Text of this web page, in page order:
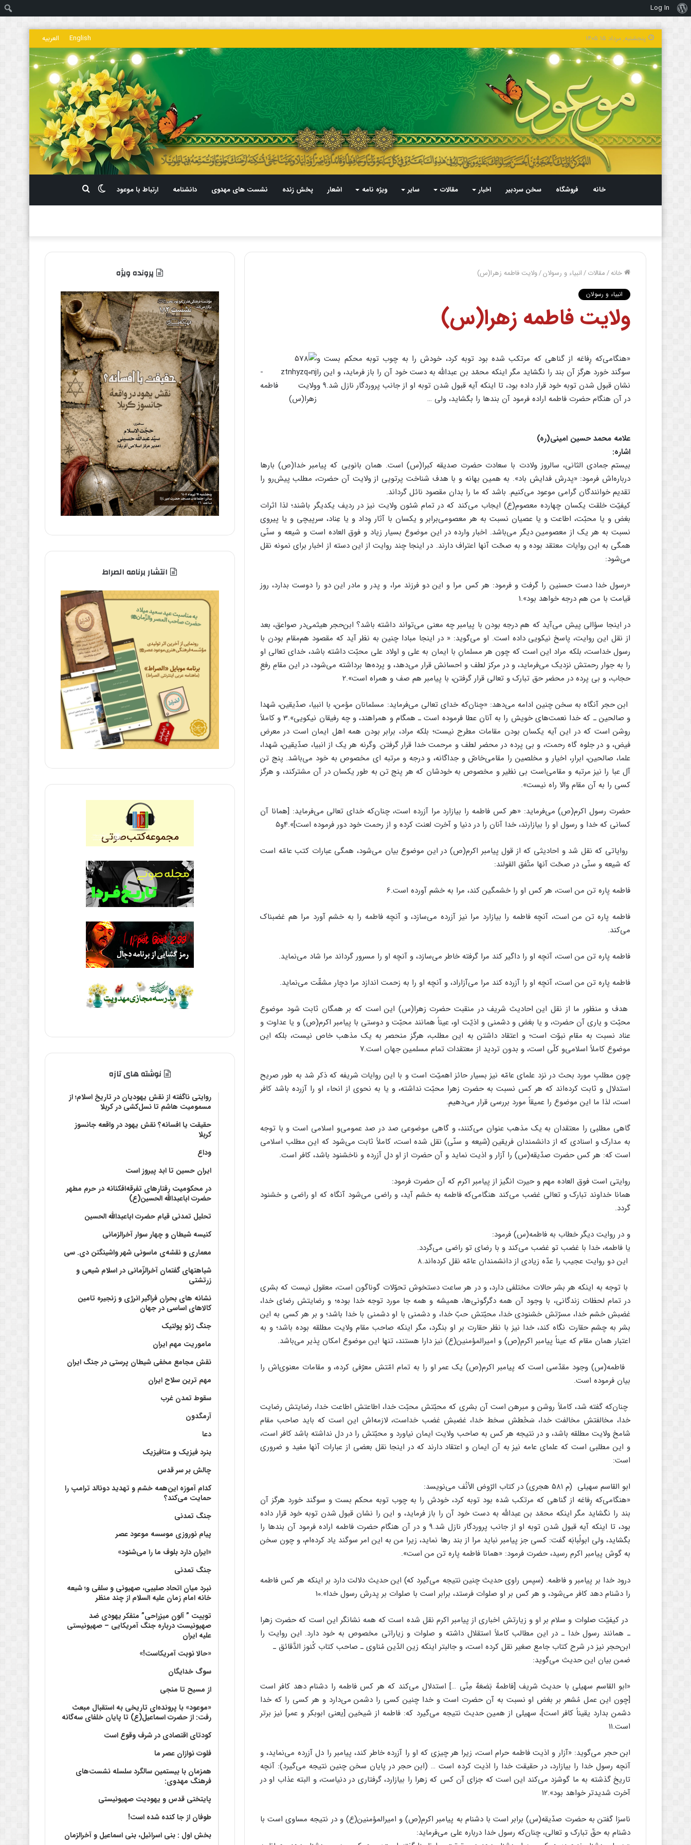
درباره
وردپرس
Log In
پنجشنبه, مرداد ۱۵ ۱۴۰۵ English العربیه
خانه فروشگاه سخن سردبیر اخبار مقالات سایر ویژه نامه اشعار پخش زنده نشست های مهدوی دانشنامه ارتباط با موعود تغییر
خانه/مقالات/انبیاء و رسولان/ولایت فاطمه زهرا(س)
انبیاء و رسولان
ولایت فاطمه زهرا(س)
«هنگامی‌که رِفاعَه از گناهی که مرتکب شده بود توبه کرد، خودش را به چوب توبه محکم بست و
‏سوگند خورد هرگز آن بند را نگشاید مگر اینکه محمّد بن عبدالله به دست خود آن را باز فرماید، و این را
‏نشان قبول شدن توبه خود قرار داده بود، تا اینکه آیه قبول شدن توبه او از جانب پروردگار نازل شد.۹ و
در ‏آن هنگام حضرت فاطمه اراده فرمود آن بندها را بگشاید، ولی …
علامه محمد حسین امینی(ره)
اشاره:
بیستم جمادی الثانی، سالروز ولادت با سعادت حضرت صدیقه کبرا(س) است. همان بانویی که پیامبر خدا(ص) بارها
درباره‌اش فرمود: «پدرش فدایش باد». به همین بهانه و با هدف شناخت پرتویی از ولایت آن حضرت، مطلب پیش‌رو را
تقدیم خوانندگان گرامی موعود می‌کنیم. باشد که ما را بدان مقصود نائل گرداند.
کیفیّت خلقت یکسان چهارده معصوم(ع) ایجاب می‌کند که در تمام شئون ولایت نیز در ردیف یکدیگر باشند؛ لذا اثرات
بغض و یا محبّت، ‏اطاعت و یا عصیان نسبت به هر معصومی‌برابر و یکسان با آثار وِداد و یا عِناد، سرپیچی و یا پیروی
نسبت ‏به هر یک از معصومین دیگر می‌باشد. اخبار وارده در این موضوع بسیار زیاد و فوق العاده است و شیعه و ‏سنّی
همگی به این روایات معتقد بوده و به صحّت آنها اعتراف دارند. در اینجا چند روایت از این دسته از ‏اخبار برای نمونه نقل
می‌شود:‏
«رسول خدا دست حسنین را گرفت و فرمود: هر کس مرا و این دو فرزند مرا، و پدر و مادر این دو را ‏دوست بدارد، روز
قیامت با من هم درجه خواهد بود».1
در اینجا سؤالی پیش می‌آید که هم درجه بودن با پیامبر چه معنی می‌تواند داشته باشد؟ ابن‌حجر ‏هیثمی‌در صواعق، بعد
از نقل این روایت، پاسخ نیکویی داده است. او می‌گوید: « در اینجا مبادا چنین ‏به نظر آید که مقصود هم‌مقام بودن با
رسول خداست، بلکه مراد این است که چون هر مسلمانِ با ایمان به ‏علی و اولاد علی محبّت داشته باشد، خدای تعالی او
را به جوار رحمتش نزدیک می‌فرماید، و در مرکز ‏لطف و احسانش قرار می‌دهد، و پرده‌ها برداشته می‌شود، در این مقامِ رفعِ
حجاب، و بی پرده در محضر ‏حق تبارک و تعالی قرار گرفتن، با پیامبر هم صف و همراه است».2
ابن حجر آنگاه به سخن چنین ادامه می‌دهد: «چنان‌که خدای تعالی می‌فرماید: مسلمانان مؤمن، با ‏انبیا، صدّیقین، شهدا
و صالحین ـ که خدا نعمت‌های خویش را به آنان عطا فرموده است ـ همگام و ‏همراهند، و چه رفیقان نیکویی».3 و کاملاً
روشن است که در این آیه یکسان بودن مقامات مطرح نیست؛ ‏بلکه مراد، برابر بودن همه اهل ایمان است در معرض
فیض، و در جلوه گاه رحمت، و بی پرده در محضر لطف ‏و مرحمت خدا قرار گرفتن. وگرنه هر یک از انبیا، صدّیقین، شهدا،
علما، صالحین، ابرار، اخیار و مخلصین را ‏مقامی‌خاصّ و جداگانه، و درجه و مرتبه ای مخصوص به خود می‌باشد. پنج تن
آل عبا را نیز مرتبه و مقامی‌‏است بی نظیر و مخصوص به خودشان که هر پنج تن به طور یکسان در آن مشترکند، و هرگز
کسی را به آن ‏مقام والا راه نیست».‏
حضرت رسول اکرم(ص) می‌فرماید: «هر کس فاطمه را بیازارد مرا آزرده است، چنان‌که خدای تعالی می‌‏فرماید: [همانا آن
کسانی که خدا و رسول او را بیازارند، خدا آنان را در دنیا و آخرت لعنت کرده و از رحمت ‏خود دور فرموده است]».4و۵ ‏
روایاتی که نقل شد و احادیثی که از قول پیامبر اکرم(ص) در این موضوع بیان می‌شود، همگی عبارات کتب ‏عامّه است
که شیعه و سنّی در صحّت آنها متّفق القولند:‏
فاطمه پاره تن من است، هر کس او را خشمگین کند، ‏مرا به خشم آورده است.‏6
فاطمه پاره تن من است، آنچه فاطمه را ‏بیازارد مرا نیز آزرده می‌سازد، و آنچه فاطمه را به خشم آورد مرا هم غضبناک
می‌کند.
فاطمه پاره تن من است، آنچه او ‏را داگیر کند مرا گرفته خاطر می‌سازد، و آنچه او را مسرور گرداند مرا شاد می‌نماید.
فاطمه پاره تن من است، آنچه او را ‏آزرده کند مرا می‌آزاراد، و آنچه او را به زحمت اندازد مرا دچار مشقّت می‌نماید.
هدف و منظور ما از نقل این احادیث شریف در منقبت حضرت زهرا(س) این است که ‏بر همگان ثابت شود موضوع
محبّت و یاری آن حضرت، و یا بغض و دشمنی و اذیّت او، عیناً همانند محبّت و ‏دوستی با پیامبر اکرم(ص) و یا عداوت و
عناد نسبت به مقام نبوّت است؛ و اعتقاد داشتن به این مطلب، هرگز ‏منحصر به یک مذهب خاص نیست، بلکه این
موضوع کاملاً اسلامی‌و کلّی است، و بدون تردید از معتقدات ‏تمام مسلمین جهان است.۷
چون مطلبِ مورد بحث در نزد علمای عامّه نیز بسیار حائز اهمیّت است و با این روایات شریفه که ‏ذکر شد به طور صریح
استدلال و ثابت کرده‌اند که هر کس نسبت به حضرت زهرا محبّت نداشته، و یا به ‏نحوی از انحاء او را آزرده باشد کافر
است، لذا ما این موضوع را عمیقاً مورد بررسی قرار می‌دهیم.‏
گاهی مطلبی را معتقدان به یک مذهب عنوان می‌کنند، و گاهی موضوعی صد در صد عمومی‌و ‏اسلامی است و با توجه
به مدارک و اسنادی که از دانشمندان فریقین (شیعه و سنّی) نقل شده است، ‏کاملاً ثابت می‌شود که این مطلب اسلامی
است که: هر کس حضرت صدّیقه(س) را ‏آزار و اذیت نماید و آن حضرت از او دل آزرده و ناخشنود باشد، کافر است.‏
روایتی است فوق العاده مهم و حیرت انگیز از پیامبر اکرم که آن حضرت فرمود:‏
همانا خداوند تبارک و تعالی غضب ‏می‌کند هنگامی‌که فاطمه به خشم آید، و راضی می‌شود آنگاه که او راضی و خشنود
گردد.‏
و در روایت دیگر خطاب به فاطمه(س) فرمود:‏
یا فاطمه، خدا با غضب تو غضب می‌کند و با رضای تو ‏راضی می‌گردد.‏
این دو روایت عجیب را عدّه زیادی از دانشمندان عامّه نقل کرده‌اند.۸
با توجه به اینکه هر بشر حالات مختلفی دارد، و در هر ساعت دستخوش تحوّلات گوناگون است، معقول ‏نیست که بشری
در تمام لحظات زندگانی، با وجود آن همه دگرگونی‌ها، همیشه و همه جا مورد توجه خدا ‏بوده؛ و رضایتش رضای خدا،
غضبش خشم خدا، مسرّتش خشنودی خدا، محبّتش حبّ خدا، و دشمنی با ‏او دشمنی با خدا باشد؛ و بر هر کسی به این
بشر به چشم حقارت نگاه کند، خدا نیز با نظر حقارت بر او ‏بنگرد، مگر اینکه صاحب مقام ولایت مطلقه بوده باشد؛ و به
اعتبار همان مقام که عیناً پیامبر اکرم(ص) و امیرالمؤمنین(ع) نیز دارا هستند، تنها این موضوع امکان پذیر می‌باشد.‏
فاطمه(س) وجود مقدّسی است که پیامبر اکرم(ص) یک عمر او را به تمام امّتش معرّفی کرده، و ‏مقامات معنوی‌اش را
بیان فرموده است.‏
چنان‌که گفته شد، کاملاً روشن و مبرهن است آن بشری که محبّتش محبّت خدا، اطاعتش اطاعت خدا، ‏رضایتش رضایت
خدا، مخالفتش مخالفت خدا، سَخَطش سخط خدا، غضبش غضب خداست، لازمه‌اش این ‏است که باید صاحب مقام
شامخ ولایت مطلقه باشد، و در نتیجه هر کس به صاحب ولایت ایمان نیاورد و ‏محبّتش را در دل نداشته باشد کافر است،
و این مطلبی است که علمای عامه نیز به آن ایمان و اعتقاد ‏دارند که در اینجا نقل بعضی از عبارات آنها مفید و ضروری
است:‏
ابو القاسم سهیلی (م ۵۸۱ هجری) در کتاب الرّوض الاُنُف می‌نویسد:‏
«هنگامی‌که رِفاعَه از گناهی که مرتکب شده بود توبه کرد، خودش را به چوب توبه محکم بست و ‏سوگند خورد هرگز آن
بند را نگشاید مگر اینکه محمّد بن عبدالله به دست خود آن را باز فرماید، و این را ‏نشان قبول شدن توبه خود قرار داده
بود، تا اینکه آیه قبول شدن توبه او از جانب پروردگار نازل شد.۹ و در ‏آن هنگام حضرت فاطمه اراده فرمود آن بندها را
بگشاید، ولی ابولُبابَه گفت: کسی جز پیامبر نباید مرا از بند ‏رها نماید، زیرا من به این امر سوگند یاد کرده‌ام، و چون سخن
به گوش پیامبر اکرم رسید، حضرت فرمود: ‏«همانا فاطمه پاره تن من است».
درود خدا بر پیامبر و فاطمه. (سپس راوی حدیث چنین نتیجه می‌گیرد که) این حدیث دلالت دارد بر ‏اینکه هر کس فاطمه
را دشنام دهد کافر می‌شود، و هر کس بر او صلوات فرستد، برابر است با صلوات بر ‏پدرش رسول خدا».‏10
در کیفیّت صلوات و سلام بر او و زیارتش اخباری از پیامبر اکرم نقل شده است که همه نشانگر این است ‏که حضرت زهرا
ـ همانند رسول خدا ـ در این مطالب کاملاً استقلال داشته و صلوات و زیاراتی مخصوص به ‏خود دارد. این روایت را
ابن‌حجر نیز در شرح کتاب جامع صغیر نقل کرده است، و جالبتر اینکه زین الدّین ‏مُناوی ـ صاحب کتاب کُنوز الدَّقائق ـ
ضمن بیان این حدیث می‌گوید:‏
«ابو القاسم سهیلی با حدیث شریف [فاطمهٌ بَضعَهٌ مِنّی …] استدلال می‌کند که هر کس فاطمه را ‏دشنام دهد کافر است
[چون این عمل مُشعر بر بغض او نسبت به آن حضرت است و خدا چنین کسی را ‏دشمن می‌دارد و هر کسی را که خدا
دشمن بدارد یقیناً کافر است]، سهیلی از همین حدیث نتیجه می‌‏گیرد که: فاطمه از شیخین [یعنی ابوبکر و عمر] نیز برتر
است.۱۱
ابن حجر می‌گوید: «آزار و اذیت فاطمه حرام است، زیرا هر چیزی که او را آزرده خاطر کند، پیامبر را دل ‏آزرده می‌نماید، و
آنچه رسول خدا را بیازارد، در حقیقت خدا را اذیت کرده است … (ابن حجر در پایان سخن ‏چنین نتیجه می‌گیرد): آنچه
تاریخ گذشته به ما گوشزد می‌کند این است که جزای آن کس که ‏زهرا را بیازارد، گرفتاری در دنیاست، و البته عذاب او در
آخرت شدیدتر خواهد بود».12
ناسزا گفتن به حضرت صدّیقه(س) برابر است با دشنام به پیامبر اکرم(ص) و امیرالمؤمنین(ع) و در ‏نتیجه مساوی است با
دشنام به حقّ تبارک و تعالی، چنان‌که رسول خدا درباره علی می‌فرماید:‏
پرونده ویژه
انتشار برنامه الصراط
نوشته های تازه
روایتی ناگفته از نقش یهودیان در تاریخ اسلام؛ از
مسمومیت هاشم تا نسل‌کشی در کربلا
حقیقت یا افسانه؟‌ نقش یهود در واقعه جانسوز
کربلا
وداع
ایران حسین تا ابد پیروز است
در محکومیت رفتارهای تفرقه‌افکنانه در حرم مطهر
حضرت اباعبدالله الحسین(ع)
تحلیل تمدنی قیام حضرت اباعبدالله الحسین
کنیسه شیطان و چهار سوار آخرالزمانی
معماری و نقشه‌ی ماسونی شهر واشينگتن دی. سی
شباهتهای گفتمان آخر‌الزّمانی در اسلام شیعی و
زرتشتی
نشانه های بحران فراگیر انرژی و زنجیره تامین
کالاهای اساسی در جهان
جنگ ژئو پولتیک
ماموریت مهم ایران
نقش مجامع مخفی شیطان پرستی در جنگ ایران
مهم ترین سلاح ایران
سقوط تمدن غرب
آرمگدون
دعا
بنرد فیزیک و متافیزیک
چالش بر سر قدس
کدام آموزه این‌همه خشم و تهدید دونالد ترامپ را
حمایت می‌کند؟
جنگ تمدنی
پیام نوروزی موسسه موعود عصر
«ایران دارد بلوف ما را می‌شنود»
جنگ تمدنی
نبرد میان اتحاد صلیبی، صهیونی و سلفی و؛ شیعه
خانه امام زمان علیه السلام از چند منظر
توییت ” آلون میزراحی” متفکر یهودی ضد
صهیونیست درباره جنگ آمریکایی – صهیونیستی
علیه ایران
«حالا نوبت آمریکاست!»
سوگ خدایگان
از مسیح تا منجی
«موعود» با پرونده‌ای تاریخی به استقبال مبعث
رفت: از حضرت اسماعیل(ع) تا پایان خلفای سه‌گانه
کودتای اقتصادی در شرف وقوع است
فلوت نوازان عصر ما
همزمان با بیستمین سالگرد سلسله نشست‌های
فرهنگ مهدوی:‌
پایتختی قدس و یهودیت صهیونیستی
طوفان از جا کنده شده است!
بخش اول : بنی اسرائیل، بنی اسماعیل و آخرالزمان